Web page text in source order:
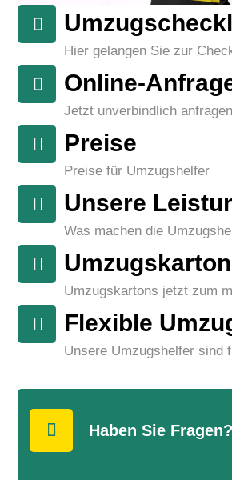
Hier gelangen Sie zur
Online-
Jetzt unverbindlich anfragen
Preise
Preise für Umzugshelfer
Unsere
Was machen die
Umzugskartons jetzt zum
Flexible
Unsere Umzugshelfer sind
Haben Sie Fragen?